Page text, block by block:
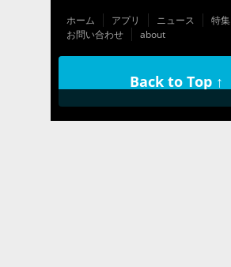
ホーム アプリ ニュース 特集
お問い合わせ
about
Back to Top ↑